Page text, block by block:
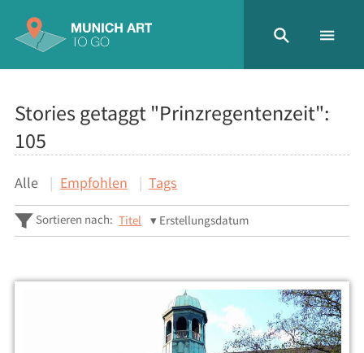
Stories getaggt "Prinzregentenzeit":
105
Alle Empfohlen Tags
Sortieren nach: Titel Erstellungsdatum